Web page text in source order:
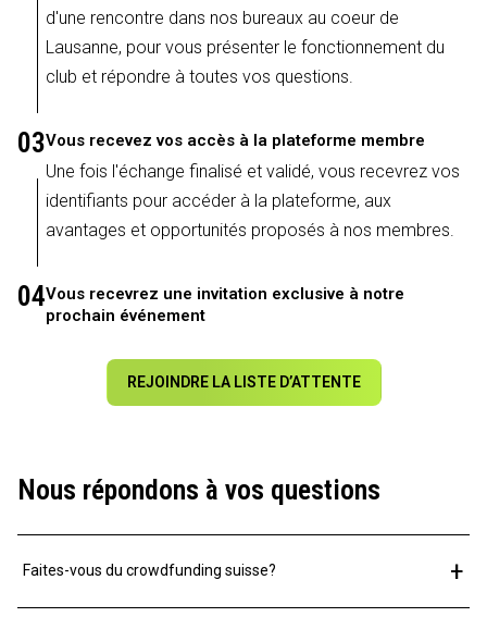
d'une rencontre dans nos bureaux au coeur de
Lausanne, pour vous présenter le fonctionnement du
club et répondre à toutes vos questions.
03Vous recevez vos accès à la plateforme membre
Une fois l'échange finalisé et validé, vous recevrez vos
identifiants pour accéder à la plateforme, aux
avantages et opportunités proposés à nos membres.
04Vous recevrez une invitation exclusive à notre
prochain événement
REJOINDRE LA LISTE D’ATTENTE
Nous répondons à vos questions
Faites-vous du crowdfunding suisse? +